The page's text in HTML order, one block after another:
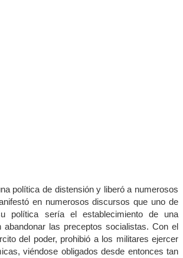
política de distensión y liberó a numerosos
en numerosos discursos que uno de
política sería el establecimiento de una
las preceptos socialistas. Con el
del poder, prohibió a los militares ejercer
viéndose obligados desde entonces tan